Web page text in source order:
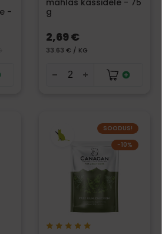
-
mahlas kassidele - 75
g
2,69 €
33.63 € / KG
SOODUS!
−10%